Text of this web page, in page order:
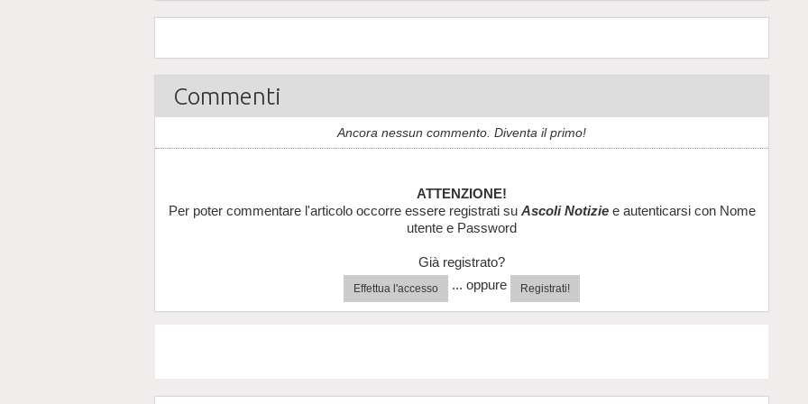
Commenti
Ancora nessun commento. Diventa il primo!
ATTENZIONE!
Per poter commentare l'articolo occorre essere registrati su Ascoli Notiziee autenticarsi con Nome
utente e Password
Già registrato?
Effettua l'accesso ... oppure Registrati!